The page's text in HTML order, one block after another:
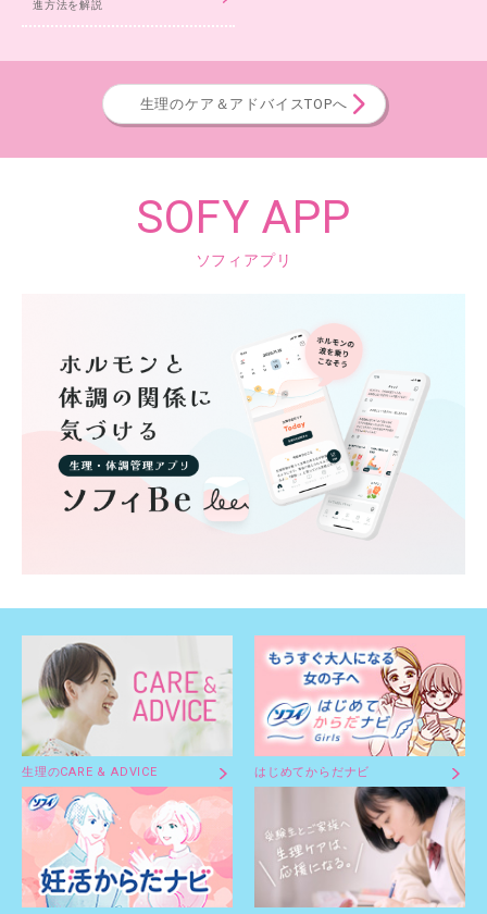
進方法を解説
生理のケア＆アドバイスTOPへ
SOFY APP
ソフィアプリ
生理のCARE & ADVICE はじめてからだナビ